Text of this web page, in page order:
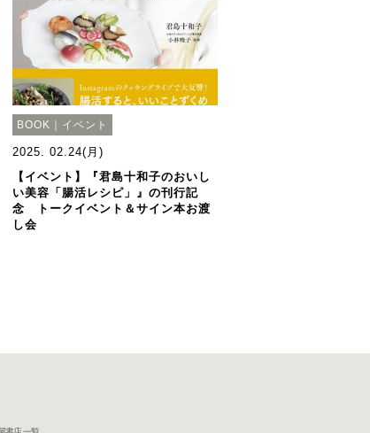
BOOK｜イベント
2025. 02.24(月)
【イベント】『君島十和子のおいし
い美容「腸活レシピ」』の刊行記
念 トークイベント＆サイン本お渡
し会